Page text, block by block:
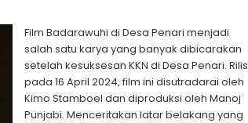
Film Badarawuhi di Desa Penari menjadi
salah satu karya yang banyak dibicarakan
setelah kesuksesan KKN di Desa Penari. Rilis
pada 16 April 2024, film ini disutradarai oleh
Kimo Stamboel dan diproduksi oleh Manoj
Punjabi. Menceritakan latar belakang yang